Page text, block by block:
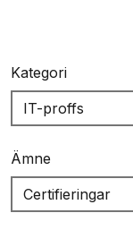
Kategori
Ämne